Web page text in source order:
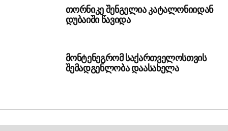
თორნიკე შენგელია კატალონიიდან
დუბაიში წავიდა
მონტენეგრომ საქართველოსთვის
შემადგენლობა დაასახელა